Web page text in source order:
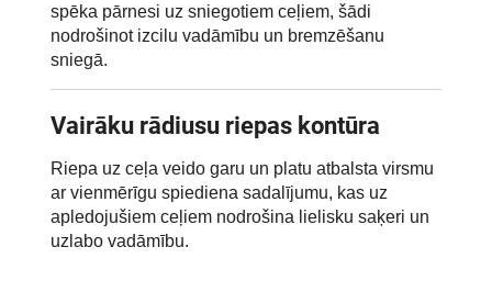
spēka pārnesi uz sniegotiem ceļiem, šādi
nodrošinot izcilu vadāmību un bremzēšanu
sniegā.
Vairāku rādiusu riepas kontūra
Riepa uz ceļa veido garu un platu atbalsta virsmu
ar vienmērīgu spiediena sadalījumu, kas uz
apledojušiem ceļiem nodrošina lielisku saķeri un
uzlabo vadāmību.